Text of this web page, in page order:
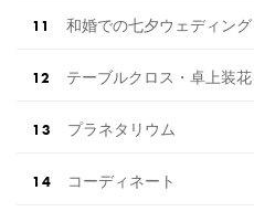
和婚での七夕ウェディング
テーブルクロス・卓上装花
プラネタリウム
コーディネート